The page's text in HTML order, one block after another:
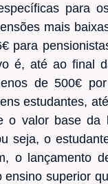
para
mais
para
é, até ao final
de 500€
estudantes,
o valor base
seja, o
o lançamento
superior